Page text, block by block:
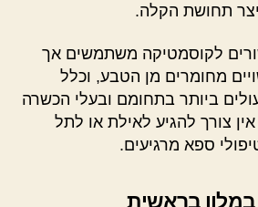
תחושת הקלה.
לקוסמטיקה משתמשים אך
מחומרים מן הטבע, וכלל
ביותר בתחומם ובעלי הכשרה
צורך להגיע לאילת או לתל
ספא מרגיעים.
במלון בראשית